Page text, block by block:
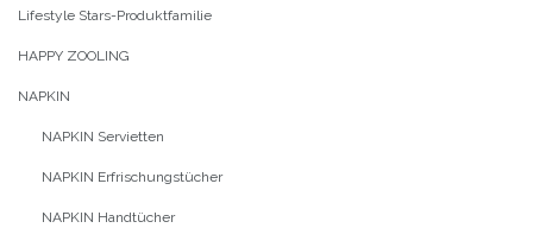
Lifestyle Stars-Produktfamilie
HAPPY ZOOLING
NAPKIN
NAPKIN Servietten
NAPKIN Erfrischungstücher
NAPKIN Handtücher